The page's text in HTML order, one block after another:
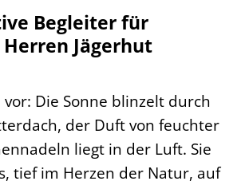
Begleiter für
Jägerhut
vor: Die Sonne blinzelt durch
der Duft von feuchter
liegt in der Luft. Sie
tief im Herzen der Natur, auf